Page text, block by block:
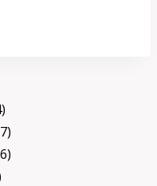
34
produkty
77
produktów
66